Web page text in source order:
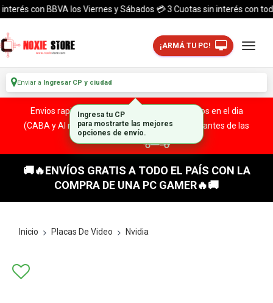
con BBVA los Viernes y Sábados 💳 3 Cuotas sin interés con
¡ARMÁ TU PC!
Enviar a Ingresar CP y ciudad
Envios rapidos y seguros a todo el pais. ¡ Envios en el dia
(CABA y Al rededores) Acreditando tu compra antes de las
🚚🔥ENVÍOS GRATIS A TODO EL PAÍS CON LA
COMPRA DE UNA PC GAMER🔥🚚
Inicio Placas De Video Nvidia
Ingresa tu CP
para mostrarte las mejores
opciones de envío.